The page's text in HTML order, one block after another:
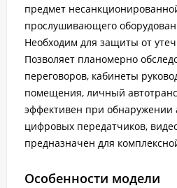
предмет
прослушивающего
Необходим для защиты от
Позволяет планомерно
переговоров, кабинеты
помещения, личный
эффективен при обнаружении
цифровых передатчиков,
предназначен для
Особенности модели